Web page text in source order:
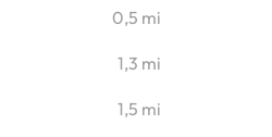
0,5 mi
1,3 mi
1,5 mi